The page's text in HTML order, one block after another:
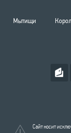
Мытищи
Сайт носит